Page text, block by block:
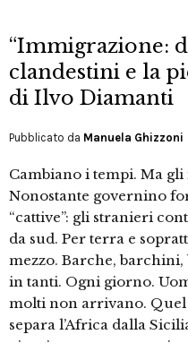
“Immigrazione:
clandestini e la
di Ilvo Diamanti
Pubblicato da Manuela Ghizzoni
Cambiano i tempi. Ma
Nonostante governino
“cattive”: gli stranieri
da sud. Per terra e
mezzo. Barche,
in tanti. Ogni giorno.
molti non arrivano. Quel
separa l’Africa dalla